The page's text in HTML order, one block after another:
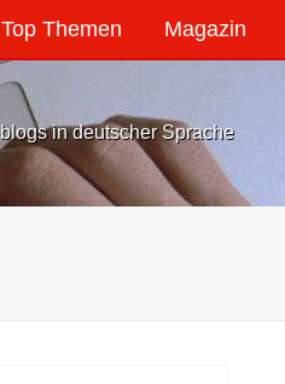
Top Themen Magazin
in deutscher Sprache